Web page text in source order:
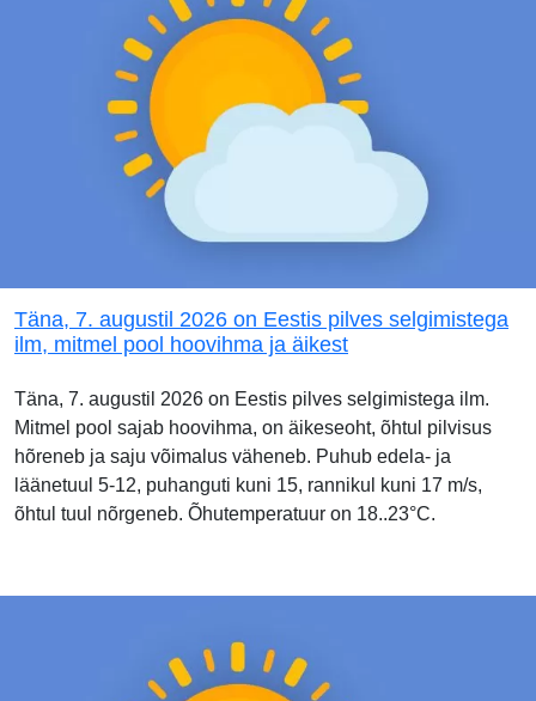
Täna, 7. augustil 2026 on Eestis pilves selgimistega
ilm, mitmel pool hoovihma ja äikest
Täna, 7. augustil 2026 on Eestis pilves selgimistega ilm.
Mitmel pool sajab hoovihma, on äikeseoht, õhtul pilvisus
hõreneb ja saju võimalus väheneb. Puhub edela- ja
läänetuul 5-12, puhanguti kuni 15, rannikul kuni 17 m/s,
õhtul tuul nõrgeneb. Õhutemperatuur on 18..23°C.